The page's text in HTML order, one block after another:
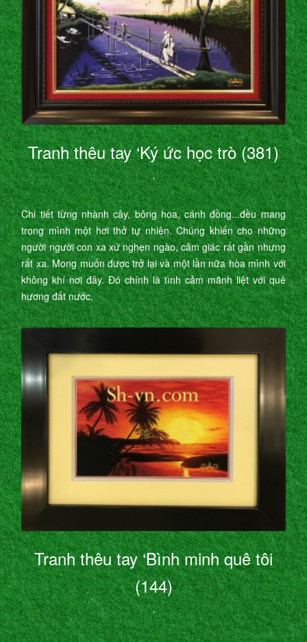
Tranh thêu tay ‘Ký ức học trò (381)
’
Chi tiết từng nhành cây, bông hoa, cánh đồng...đều mang
trong mình một hơi thở tự nhiên. Chúng khiến cho những
người người con xa xứ nghẹn ngào, cảm giác rất gần nhưng
rất xa. Mong muốn được trở lại và một lần nữa hòa mình với
không khí nơi đây. Đó chính là tình cảm mãnh liệt với quê
hương đất nước.
Tranh thêu tay ‘Bình minh quê tôi
(144)
’